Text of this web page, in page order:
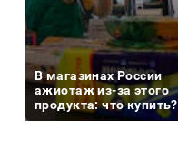
В магазинах России
ажиотаж из-за этого
продукта: что купить?